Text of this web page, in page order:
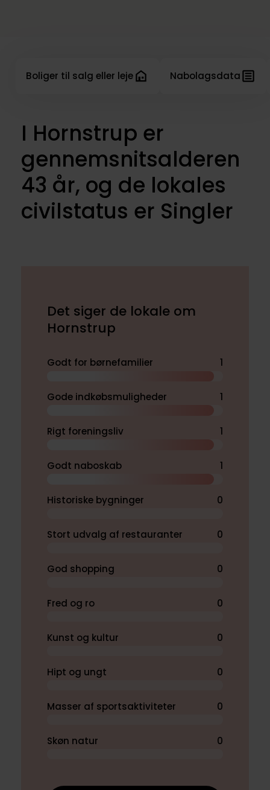
Boliger til salg eller leje Nabolagsdata
I Hornstrup er
gennemsnitsalderen
43 år, og de lokales
civilstatus er Singler
Det siger de lokale om
Hornstrup
Godt for børnefamilier 1
Gode indkøbsmuligheder 1
Rigt foreningsliv 1
Godt naboskab 1
Historiske bygninger 0
Stort udvalg af restauranter 0
God shopping 0
Fred og ro 0
Kunst og kultur 0
Hipt og ungt 0
Masser af sportsaktiviteter 0
Skøn natur 0